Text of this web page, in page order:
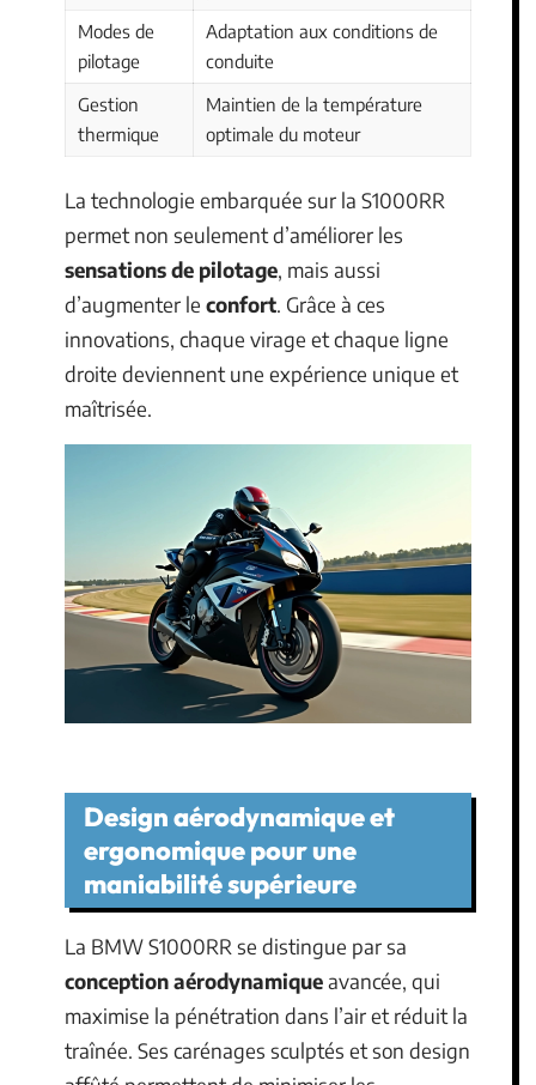
Modes de
pilotage
Adaptation aux conditions de
conduite
Gestion
thermique
Maintien de la température
optimale du moteur
La technologie embarquée sur la S1000RR
permet non seulement d’améliorer les
sensations de pilotage, mais aussi
d’augmenter le confort. Grâce à ces
innovations, chaque virage et chaque ligne
droite deviennent une expérience unique et
maîtrisée.
Design aérodynamique et
ergonomique pour une
maniabilité supérieure
La BMW S1000RR se distingue par sa
conception aérodynamiqueavancée, qui
maximise la pénétration dans l’air et réduit la
traînée. Ses carénages sculptés et son design